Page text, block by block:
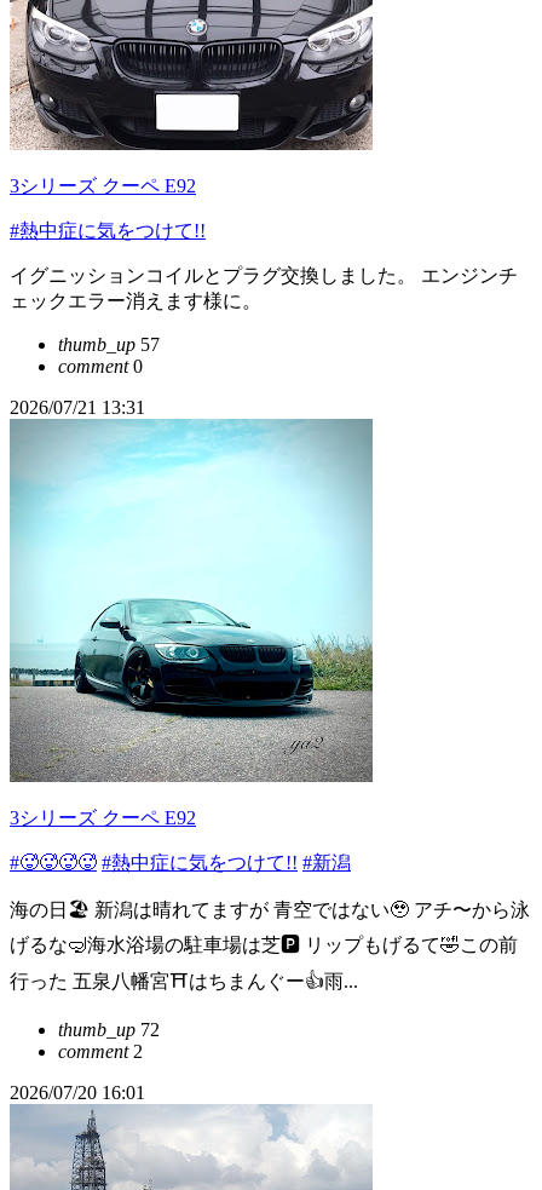
3シリーズ クーペ E92
#熱中症に気をつけて!!
イグニッションコイルとプラグ交換しました。 エンジンチ
ェックエラー消えます様に。
thumb_up 57
comment0
2026/07/21 13:31
3シリーズ クーペ E92
#🥵🥵🥵🥵 #熱中症に気をつけて!! #新潟
海の日🏖️ 新潟は晴れてますが 青空ではない🥹 アチ〜から泳
げるな🤿海水浴場の駐車場は芝🅿️ リップもげるて🤣この前
行った 五泉八幡宮⛩️はちまんぐー👍雨...
thumb_up 72
comment2
2026/07/20 16:01